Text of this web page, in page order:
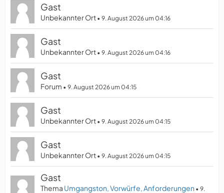
Gast
Unbekannter Ort 9. August 2026 um 04:16
Gast
Unbekannter Ort 9. August 2026 um 04:16
Gast
Forum 9. August 2026 um 04:15
Gast
Unbekannter Ort 9. August 2026 um 04:15
Gast
Unbekannter Ort 9. August 2026 um 04:15
Gast
Thema Umgangston, Vorwürfe, Anforderungen
9.